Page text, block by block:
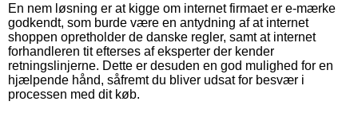
En nem løsning er at kigge om internet firmaet er e-mærke
godkendt, som burde være en antydning af at internet
shoppen opretholder de danske regler, samt at internet
forhandleren tit efterses af eksperter der kender
retningslinjerne. Dette er desuden en god mulighed for en
hjælpende hånd, såfremt du bliver udsat for besvær i
processen med dit køb.